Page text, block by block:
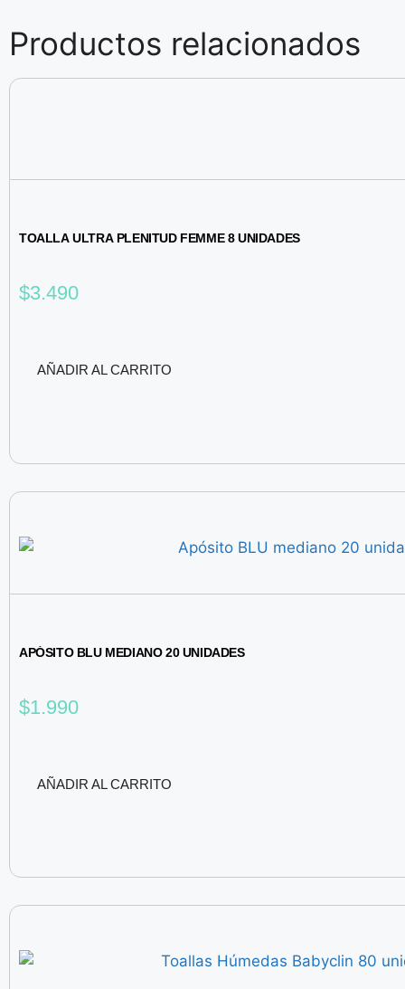
Productos relacionados
TOALLA ULTRA PLENITUD FEMME 8 UNIDADES
$3.490
AÑADIR AL CARRITO
APÓSITO BLU MEDIANO 20 UNIDADES
$1.990
AÑADIR AL CARRITO